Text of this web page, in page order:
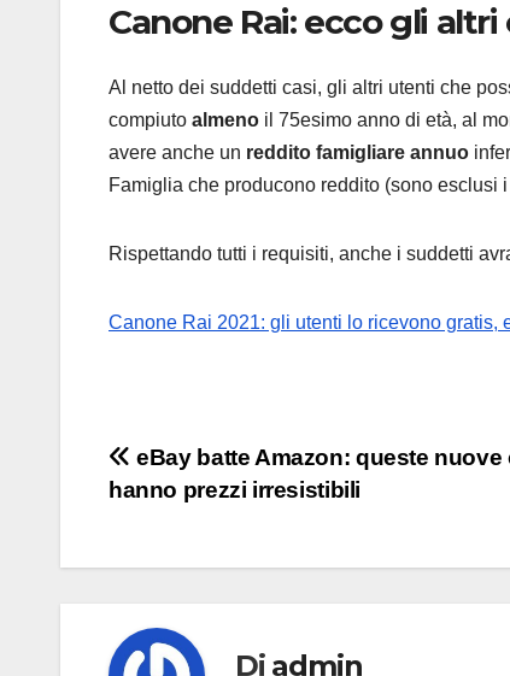
Canone Rai: ecco gli
Al netto dei suddetti casi, gli altri utenti che
compiuto almeno il 75esimo anno di età, al
avere anche un reddito famigliare annuo
Famiglia che producono reddito (sono esclusi
Rispettando tutti i requisiti, anche i suddetti
Canone Rai 2021: gli utenti lo ricevono gratis,
Navigazione
articoli
eBay batte Amazon: queste nuove
hanno prezzi irresistibili
Di admin